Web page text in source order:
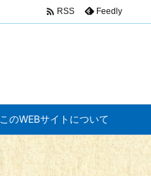
このWEBサイトについて
 RSS Feedly